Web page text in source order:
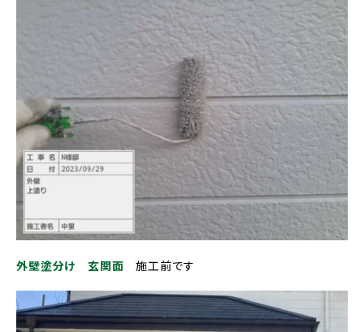
外壁塗分け 玄関面 施工前です